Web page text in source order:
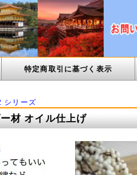
特定商取引に基づく表示
シリーズ
材 オイル仕上げ